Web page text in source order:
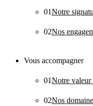
01Notre
02Nos
Vous accompagner
01Notre valeur
02Nos